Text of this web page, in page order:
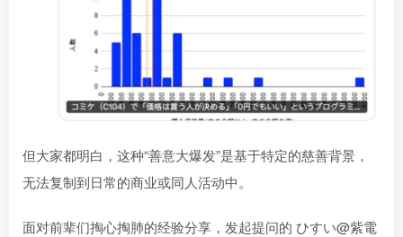
但大家都明白，这种“善意大爆发”是基于特定的慈善背景，
无法复制到日常的商业或同人活动中。
面对前辈们掏心掏肺的经验分享，发起提问的 ひすい@紫電